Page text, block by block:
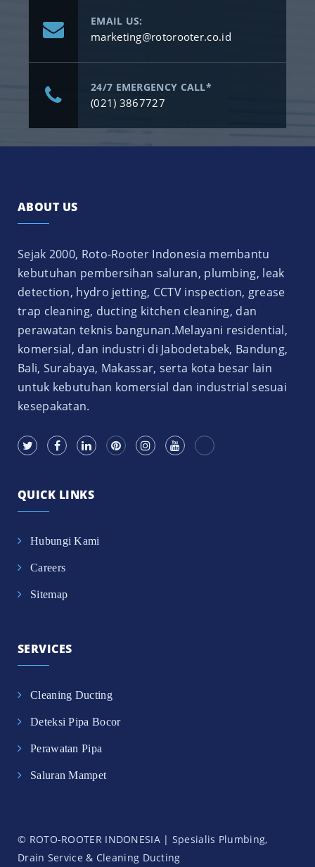
EMAIL US:
marketing@rotorooter.co.id
24/7 EMERGENCY CALL*
(021) 3867727
ABOUT US
Sejak 2000, Roto-Rooter Indonesia membantu
kebutuhan pembersihan saluran, plumbing, leak
detection, hydro jetting, CCTV inspection, grease
trap cleaning, ducting kitchen cleaning, dan
perawatan teknis bangunan.Melayani residential,
komersial, dan industri di Jabodetabek, Bandung,
Bali, Surabaya, Makassar, serta kota besar lain
untuk kebutuhan komersial dan industrial sesuai
kesepakatan.
QUICK LINKS
Hubungi Kami
Careers
Sitemap
SERVICES
Cleaning Ducting
Deteksi Pipa Bocor
Perawatan Pipa
Saluran Mampet
© ROTO-ROOTER INDONESIA | Spesialis Plumbing,
Drain Service & Cleaning Ducting